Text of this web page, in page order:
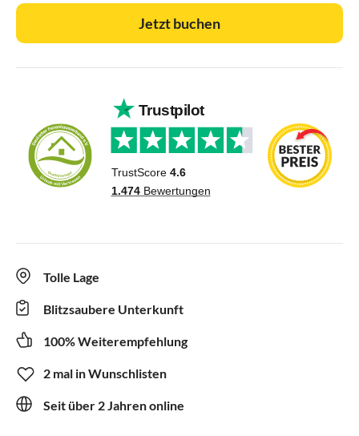
Jetzt buchen
Tolle Lage
Blitzsaubere Unterkunft
100% Weiterempfehlung
2 mal in Wunschlisten
Seit über 2 Jahren online